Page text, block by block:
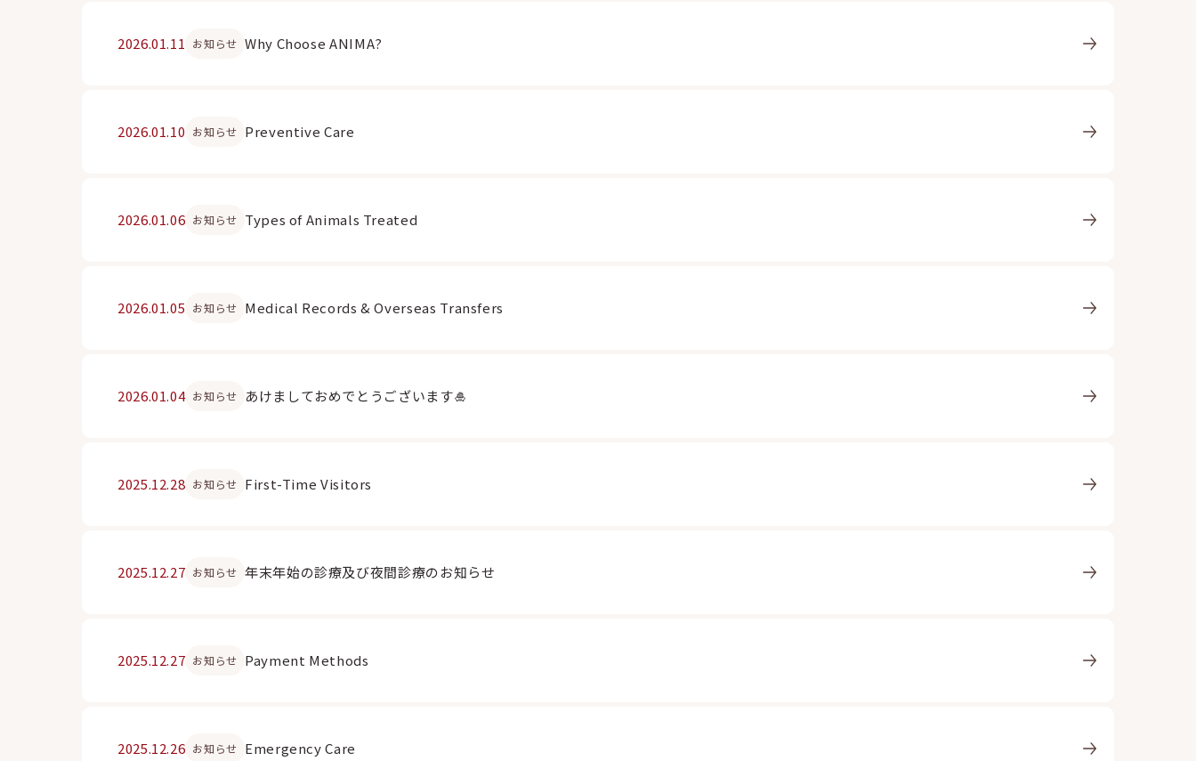
2026.01.11 お知らせ Why Choose ANIMA?
2026.01.10 お知らせ Preventive Care
2026.01.06 お知らせ Types of Animals Treated
2026.01.05 お知らせ Medical Records & Overseas Transfers
2026.01.04 お知らせ あけましておめでとうございます🎍
2025.12.28 お知らせ First-Time Visitors
2025.12.27 お知らせ 年末年始の診療及び夜間診療のお知らせ
2025.12.27 お知らせ Payment Methods
2025.12.26 お知らせ Emergency Care